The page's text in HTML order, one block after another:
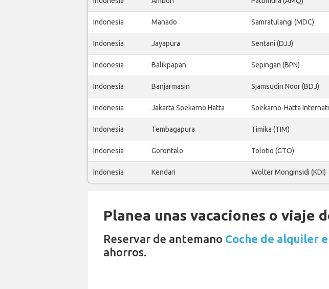
Indonesia Manado Samratulangi (MDC)
Indonesia Jayapura Sentani (DJJ)
Indonesia Balikpapan Sepingan (BPN)
Indonesia Banjarmasin Sjamsudin Noor (BDJ)
Indonesia Jakarta Soekarno Hatta Soekarno-Hatta
Indonesia Tembagapura Timika (TIM)
Indonesia Gorontalo Tolotio (GTO)
Indonesia Kendari Wolter Monginsidi (KDI)
Planea unas vacaciones o viaje
Reservar de antemano Coche de alquiler
ahorros.